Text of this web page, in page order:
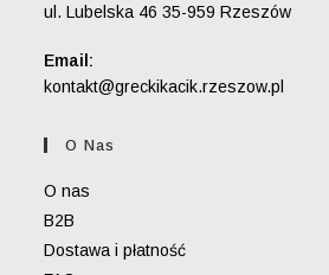
ul. Lubelska 46 35-959 Rzeszów
Email:
kontakt@greckikacik.rzeszow.pl
O Nas
O nas
B2B
Dostawa i płatność